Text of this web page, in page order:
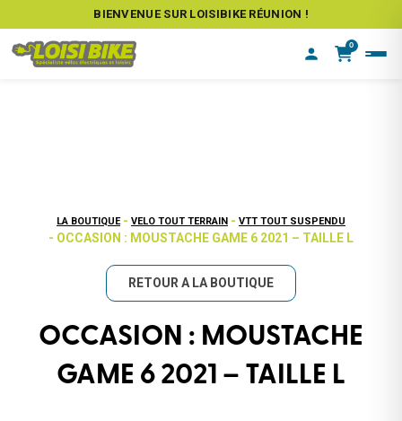
BIENVENUE SUR LOISIBIKE RÉUNION !
0
LA BOUTIQUE - VELO TOUT TERRAIN - VTT TOUT SUSPENDU
- OCCASION : MOUSTACHE GAME 6 2021 – TAILLE L
RETOUR A LA BOUTIQUE
OCCASION : MOUSTACHE
GAME 6 2021 – TAILLE L